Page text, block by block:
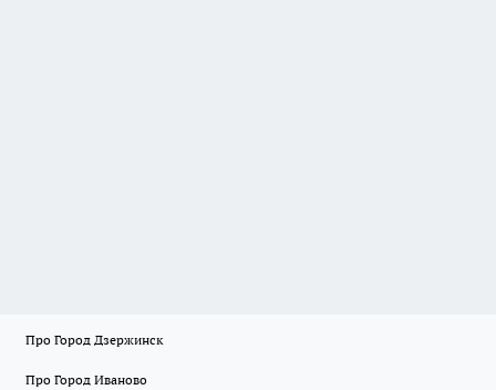
Про Город Дзержинск
Про Город Иваново